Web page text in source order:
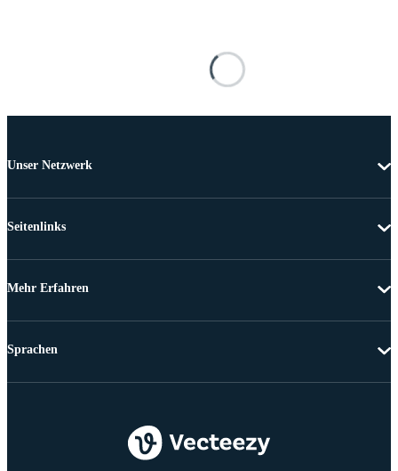
Unser Netzwerk
Seitenlinks
Mehr Erfahren
Sprachen